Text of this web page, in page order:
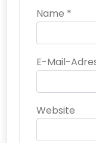
Name *
E-Mail-
Website